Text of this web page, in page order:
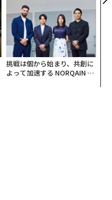
挑戦は個から始まり、共創に
よって加速する NORQAIN JA